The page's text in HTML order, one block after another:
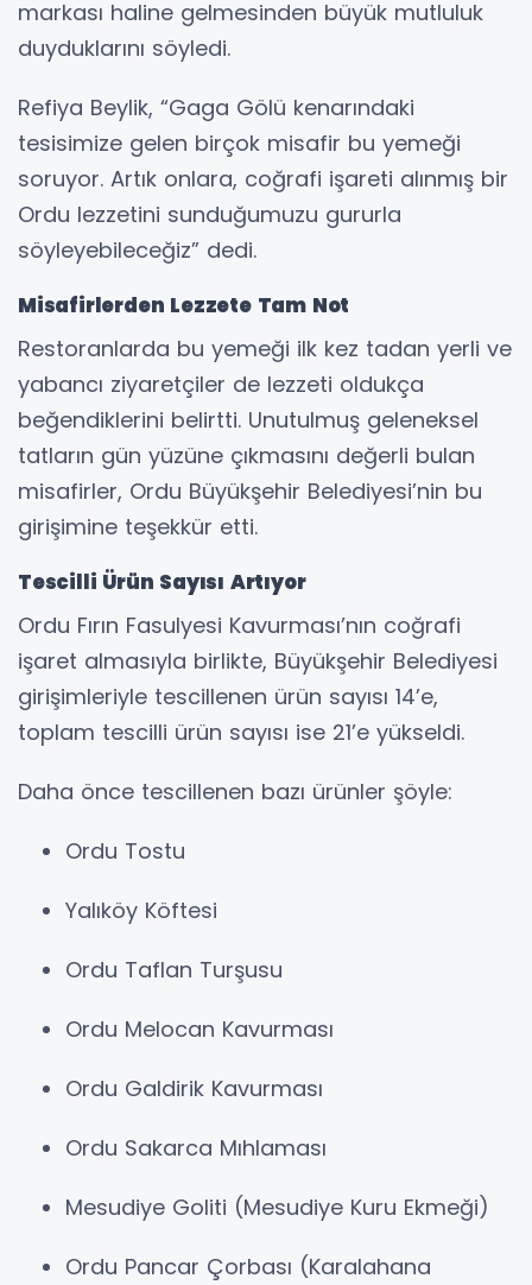
markası haline gelmesinden büyük mutluluk
duyduklarını söyledi.
Refiya Beylik, “Gaga Gölü kenarındaki
tesisimize gelen birçok misafir bu yemeği
soruyor. Artık onlara, coğrafi işareti alınmış bir
Ordu lezzetini sunduğumuzu gururla
söyleyebileceğiz” dedi.
Misafirlerden Lezzete Tam Not
Restoranlarda bu yemeği ilk kez tadan yerli ve
yabancı ziyaretçiler de lezzeti oldukça
beğendiklerini belirtti. Unutulmuş geleneksel
tatların gün yüzüne çıkmasını değerli bulan
misafirler, Ordu Büyükşehir Belediyesi’nin bu
girişimine teşekkür etti.
Tescilli Ürün Sayısı Artıyor
Ordu Fırın Fasulyesi Kavurması’nın coğrafi
işaret almasıyla birlikte, Büyükşehir Belediyesi
girişimleriyle tescillenen ürün sayısı 14’e,
toplam tescilli ürün sayısı ise 21’e yükseldi.
Daha önce tescillenen bazı ürünler şöyle:
Ordu Tostu
Yalıköy Köftesi
Ordu Taflan Turşusu
Ordu Melocan Kavurması
Ordu Galdirik Kavurması
Ordu Sakarca Mıhlaması
Mesudiye Goliti (Mesudiye Kuru Ekmeği)
Ordu Pancar Çorbası (Karalahana